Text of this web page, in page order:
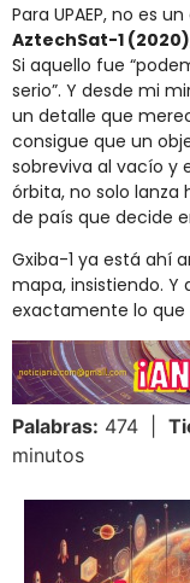
Para UPAEP, no es
AztechSat-1 (2020)
Si aquello fue
serio”. Y desde mi
un detalle que
consigue que un
sobreviva al vacío y
órbita, no solo lanza
de país que decide
Gxiba-1 ya está ahí
mapa, insistiendo. Y
exactamente lo que
Palabras: 474 |
minutos